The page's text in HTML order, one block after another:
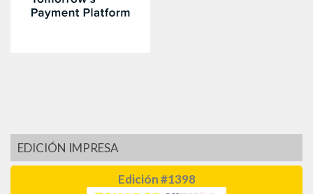
EDICIÓN IMPRESA
Edición #1398